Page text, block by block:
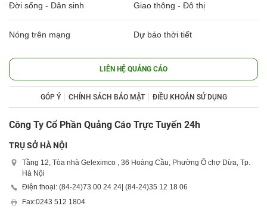
Đời sống - Dân sinh Giao thông - Đô thị
Nóng trên mạng Dự báo thời tiết
LIÊN HỆ QUẢNG CÁO
GÓP Ý CHÍNH SÁCH BẢO MẬT ĐIỀU KHOẢN SỬ DỤNG
Công Ty Cổ Phần Quảng Cáo Trực Tuyến 24h
TRỤ SỞ HÀ NỘI
Tầng 12, Tòa nhà Geleximco , 36 Hoàng Cầu, Phường Ô chợ Dừa, Tp.
Hà Nội
Điện thoại: (84-24)73 00 24 24 | (84-24)35 12 18 06
Fax:0243 512 1804